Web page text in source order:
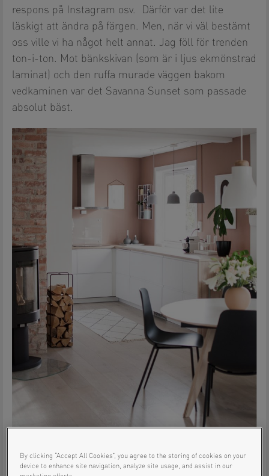
respons på Instagram osv. Därför var det lite
läskigt att ändra på färgen. Men, när vi väl bestämt
oss ville vi ha något helt annat. Jag föll för trenden
ton-i-ton. Mot bänkskivan (som är i ljus ekmönstrad
laminat) och den ruffa murade väggen bakom
vedkaminen var det Savanna Sunset som passade
absolut bäst.
Jag älskar hur mycket man kan förändra
By clicking “Accept All Cookies”, you agree to the storing of cookies on your
device to enhance site navigation, analyze site usage, and assist in our